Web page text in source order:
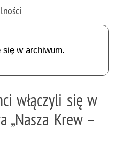
się w archiwum.
włączyli się w
„Nasza Krew –